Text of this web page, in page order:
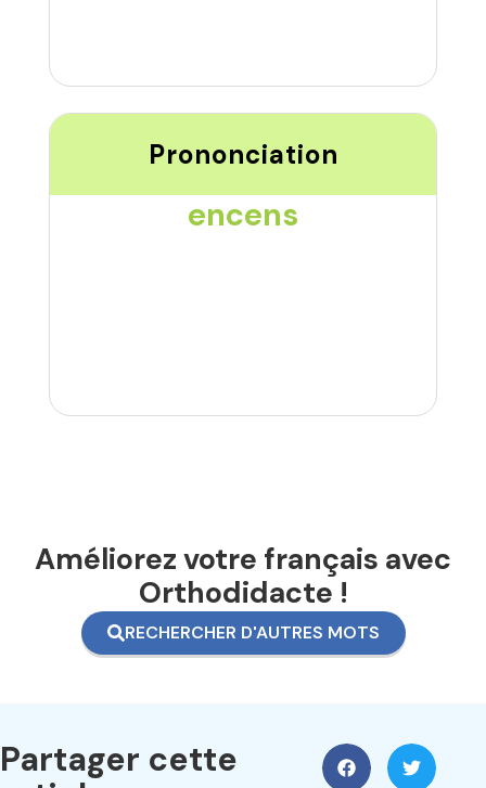
Prononciation
encens
Améliorez votre français avec
Orthodidacte !
RECHERCHER D'AUTRES MOTS
Partager cette